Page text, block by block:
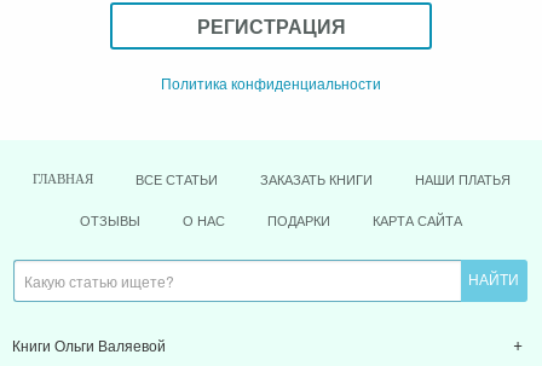
РЕГИСТРАЦИЯ
Политика конфиденциальности
ГЛАВНАЯ ВСЕ СТАТЬИ ЗАКАЗАТЬ КНИГИ НАШИ ПЛАТЬЯ
ОТЗЫВЫ О НАС ПОДАРКИ КАРТА САЙТА
Книги Ольги Валяевой